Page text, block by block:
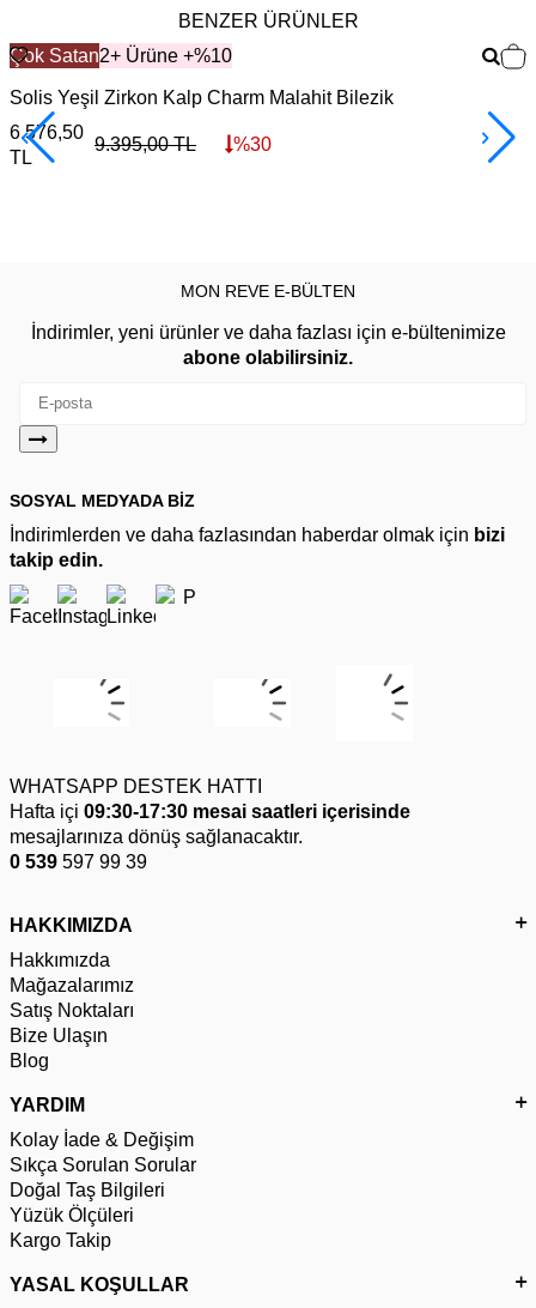
BENZER ÜRÜNLER
Çok Satan2+ Ürüne +%10
Solis Yeşil Zirkon Kalp Charm Malahit Bilezik
6.576,50
TL
9.395,00TL %30
MON REVE E-BÜLTEN
İndirimler, yeni ürünler ve daha fazlası için e-bültenimize
abone olabilirsiniz.
SOSYAL MEDYADA BİZ
İndirimlerden ve daha fazlasından haberdar olmak için bizi
takip edin.
WHATSAPP DESTEK HATTI
Hafta içi 09:30-17:30 mesai saatleri içerisinde
mesajlarınıza dönüş sağlanacaktır.
0 539 597 99 39
HAKKIMIZDA
Hakkımızda
Mağazalarımız
Satış Noktaları
Bize Ulaşın
Blog
YARDIM
Kolay İade & Değişim
Sıkça Sorulan Sorular
Doğal Taş Bilgileri
Yüzük Ölçüleri
Kargo Takip
YASAL KOŞULLAR